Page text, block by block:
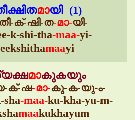
മായി (1)
ക്-ഷി-ത-മാ-യി-
k-shi-tha-maa-yi-
maayi
മാകുകയും
ക്-ഷ-മാ-കു-ക-യു-ം-
sha-maa-ku-kha-yu-m-
maakukhayum